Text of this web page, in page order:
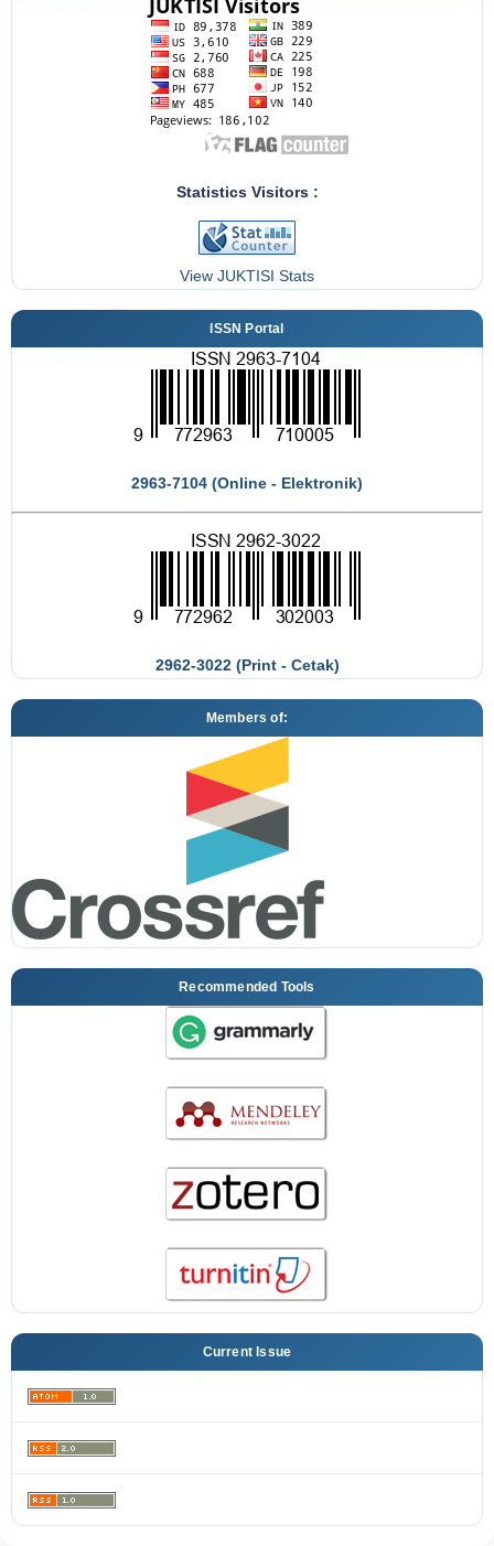
Statistics Visitors :
View JUKTISI Stats
ISSN Portal
2963-7104 (Online - Elektronik)
2962-3022 (Print - Cetak)
Members of:
Recommended Tools
Current Issue